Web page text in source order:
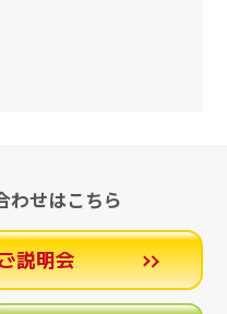
わせはこちら
説明会